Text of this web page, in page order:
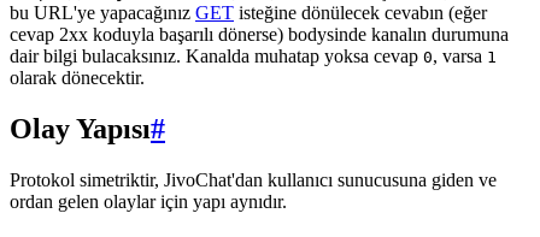
bu URL'ye yapacağınız GET isteğine dönülecek cevabın (eğer
cevap 2xx koduyla başarılı dönerse) bodysinde kanalın durumuna
dair bilgi bulacaksınız. Kanalda muhatap yoksa cevap 0, varsa 1
olarak dönecektir.
Olay Yapısı#
Protokol simetriktir, JivoChat'dan kullanıcı sunucusuna giden ve
ordan gelen olaylar için yapı aynıdır.